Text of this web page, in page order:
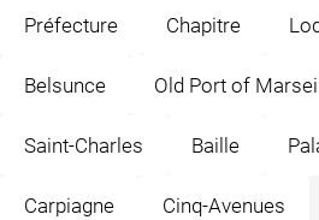
Préfecture Chapitre
Belsunce Old Port of
Saint-Charles Baille
Carpiagne Cinq-Avenues